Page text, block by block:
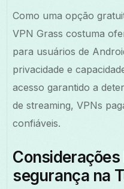
Como uma opção
VPN Grass costuma
para usuários de
privacidade e
acesso garantido a
de streaming, VPNs
confiáveis.
Considerações
segurança na